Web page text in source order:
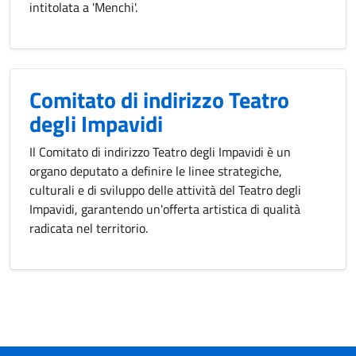
intitolata a 'Menchi'.
Comitato di indirizzo Teatro
degli Impavidi
Il Comitato di indirizzo Teatro degli Impavidi è un
organo deputato a definire le linee strategiche,
culturali e di sviluppo delle attività del Teatro degli
Impavidi, garantendo un'offerta artistica di qualità
radicata nel territorio.